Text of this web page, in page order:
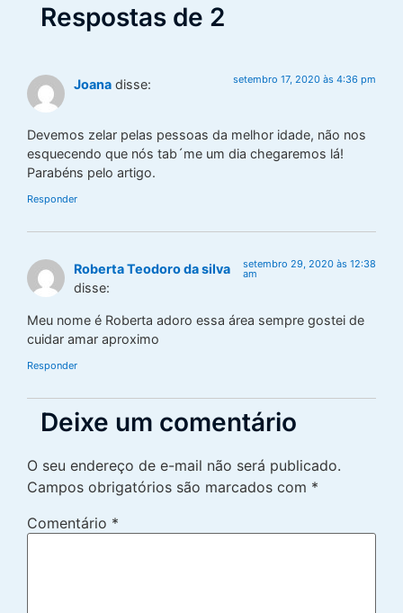
Respostas de 2
Joana disse: setembro 17, 2020 às 4:36 pm
Devemos zelar pelas pessoas da melhor idade, não nos
esquecendo que nós tab´me um dia chegaremos lá!
Parabéns pelo artigo.
Responder
Roberta Teodoro da silva
disse:
setembro 29, 2020 às 12:38
am
Meu nome é Roberta adoro essa área sempre gostei de
cuidar amar aproximo
Responder
Deixe um comentário
O seu endereço de e-mail não será publicado.
Campos obrigatórios são marcados com *
Comentário *